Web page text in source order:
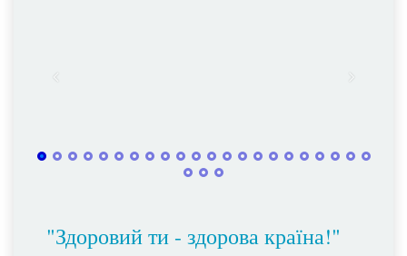
"Здоровий ти - здорова країна!"